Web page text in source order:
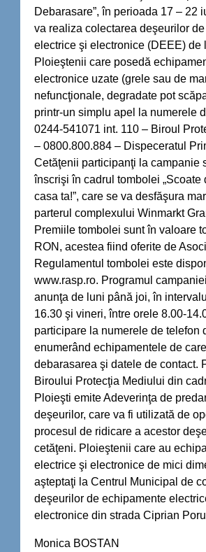
Debarasare”, în perioada 17 – 22
va realiza colectarea deşeurilor
electrice şi electronice (DEEE) de
Ploieştenii care posedă
electronice uzate (grele sau de
nefuncţionale, degradate pot
printr-un simplu apel la numerele
0244-541071 int. 110 – Biroul
– 0800.800.884 – Dispeceratul
Cetăţenii participanţi la campanie
înscrişi în cadrul tombolei „Scoate
casa ta!”, care se va desfăşura
parterul complexului Winmarkt
Premiile tombolei sunt în valoare
RON, acestea fiind oferite de
Regulamentul tombolei este
www.rasp.ro. Programul
anunţa de luni până joi, în
16.30 şi vineri, între orele 8.00-
participare la numerele de telefon
enumerând echipamentele de
debarasarea şi datele de contact.
Biroului Protecţia Mediului din
Ploieşti emite Adeverinţa de
deşeurilor, care va fi utilizată de
procesul de ridicare a acestor
cetăţeni. Ploieştenii care au
electrice şi electronice de mici
aşteptaţi la Centrul Municipal de
deşeurilor de echipamente
electronice din strada Ciprian
Monica BOSTAN